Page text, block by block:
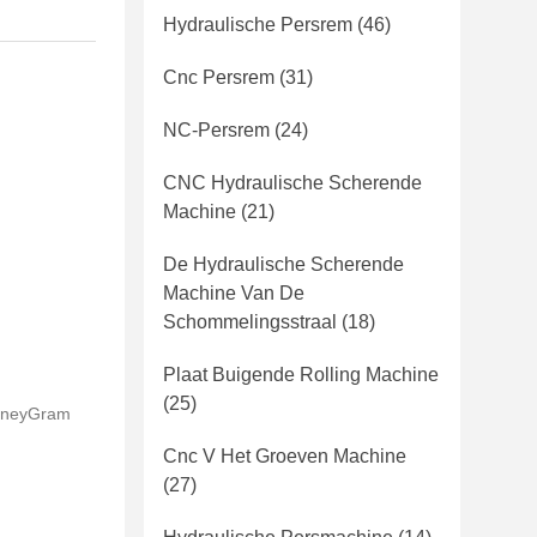
Hydraulische Persrem (46)
Cnc Persrem (31)
NC-Persrem (24)
CNC Hydraulische Scherende
Machine (21)
De Hydraulische Scherende
Machine Van De
Schommelingsstraal (18)
Plaat Buigende Rolling Machine
(25)
Cnc V Het Groeven Machine
(27)